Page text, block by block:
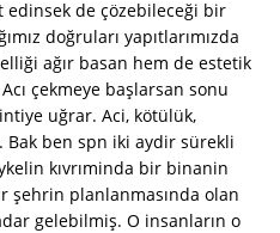
de çözebileceği bir
doğruları yapıtlarımızda
ağır basan hem de estetik
çekmeye başlarsan sonu
uğrar. Aci, kötülük,
Bak ben spn iki aydir sürekli
kıvrıminda bir binanin
şehrin planlanmasında olan
gelebilmiş. O insanların o